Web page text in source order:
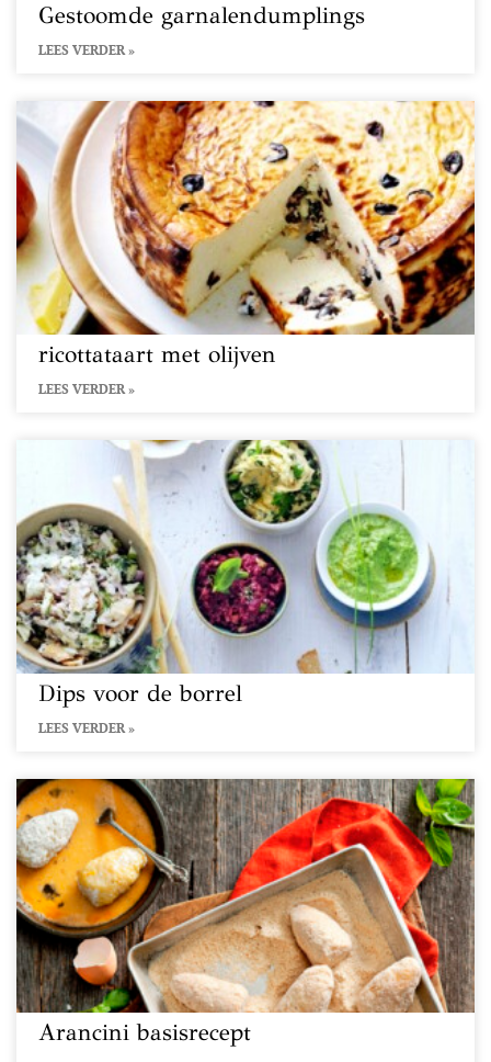
Gestoomde garnalendumplings
LEES VERDER »
ricottataart met olijven
LEES VERDER »
Dips voor de borrel
LEES VERDER »
Arancini basisrecept